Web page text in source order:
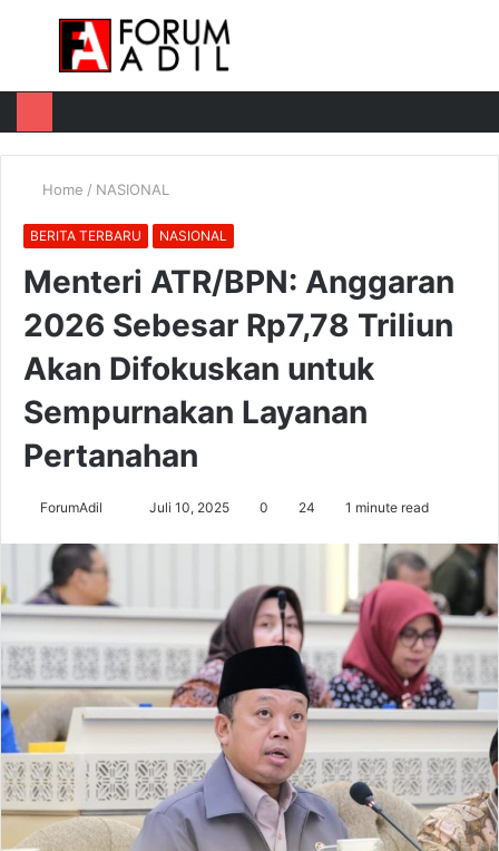
Menu
Home / NASIONAL
BERITA TERBARU NASIONAL
Menteri ATR/BPN: Anggaran
2026 Sebesar Rp7,78 Triliun
Akan Difokuskan untuk
Sempurnakan Layanan
Pertanahan
ForumAdil Juli 10, 2025 0 24 1 minute read